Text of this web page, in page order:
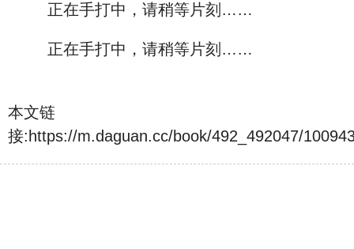
正在手打中，请稍等片刻……
正在手打中，请稍等片刻……
本文链
接: https://m.daguan.cc/book/492_492047/